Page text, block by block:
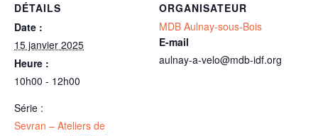
DÉTAILS
Date :
15 janvier 2025
Heure :
10h00 - 12h00
Série :
Sevran – Ateliers de
ORGANISATEUR
MDB Aulnay-sous-Bois
E-mail
aulnay-a-velo@mdb-idf.org